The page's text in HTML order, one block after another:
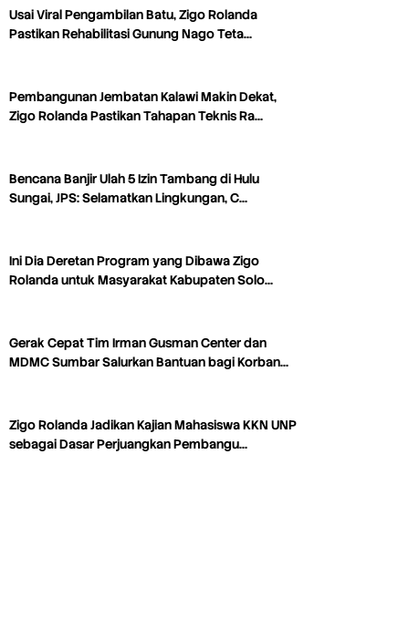
Usai Viral Pengambilan Batu, Zigo Rolanda
Pastikan Rehabilitasi Gunung Nago Teta…
Pembangunan Jembatan Kalawi Makin Dekat,
Zigo Rolanda Pastikan Tahapan Teknis Ra…
Bencana Banjir Ulah 5 Izin Tambang di Hulu
Sungai, JPS: Selamatkan Lingkungan, C…
Ini Dia Deretan Program yang Dibawa Zigo
Rolanda untuk Masyarakat Kabupaten Solo…
Gerak Cepat Tim Irman Gusman Center dan
MDMC Sumbar Salurkan Bantuan bagi Korban…
Zigo Rolanda Jadikan Kajian Mahasiswa KKN UNP
sebagai Dasar Perjuangkan Pembangu…